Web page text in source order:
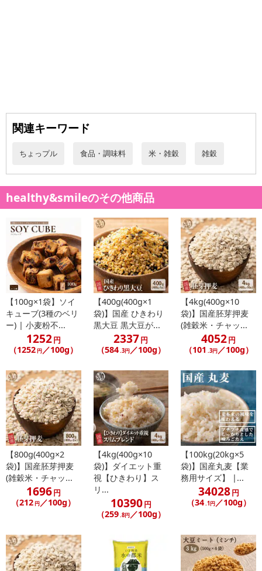
関連キーワード
ちょっプル 食品・調味料 米・雑穀 雑穀
healthy&smileのその他商品
【100g×1袋】ソイ
キューブ(3種のベリ
ー) | 小麦粉不...
1252円
（1252 円／100g）
【400g(400g×1
袋)】国産 ひきわり
黒大豆 黒大豆が...
2337円
（584.3円／100g）
【4kg(400g×10
袋)】国産胚芽押麦
(雑穀米・チャッ...
4052円
（101 .3円／100g）
【800g(400g×2
袋)】国産胚芽押麦
(雑穀米・チャッ...
1696円
（212 円 ／100g）
【4kg(400g×10
袋)】ダイエット重
視【ひきわり】ス
リ...
10390円
（259.8円／100g）
【100kg(20kg×5
袋)】国産丸麦【業
務用サイズ】 |...
34028円
（34.1円／100g）